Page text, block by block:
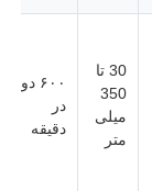
30 تا
350
میلی
متر
۶۰۰ دور
در
دقیقه